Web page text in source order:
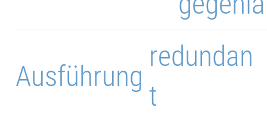
redundan
t
Ausführung